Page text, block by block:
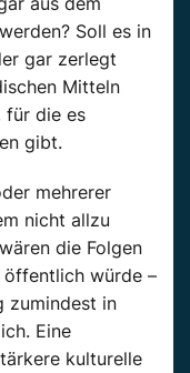
Soll es in
gar zerlegt
Mitteln
für die es
gibt.
mehrerer
nicht allzu
die Folgen
öffentlich würde –
zumindest in
Eine
kulturelle